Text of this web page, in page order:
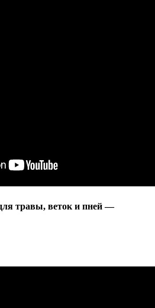
травы, веток и пней —